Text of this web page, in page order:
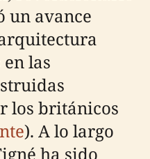
un avance
las
los británicos
). A lo largo
ha sido